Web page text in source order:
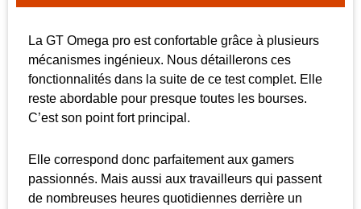
La GT Omega pro est confortable grâce à plusieurs
mécanismes ingénieux. Nous détaillerons ces
fonctionnalités dans la suite de ce test complet. Elle
reste abordable pour presque toutes les bourses.
C’est son point fort principal.
Elle correspond donc parfaitement aux gamers
passionnés. Mais aussi aux travailleurs qui passent
de nombreuses heures quotidiennes derrière un